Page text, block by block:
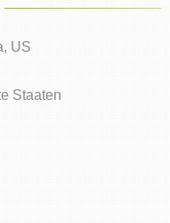
US
Staaten